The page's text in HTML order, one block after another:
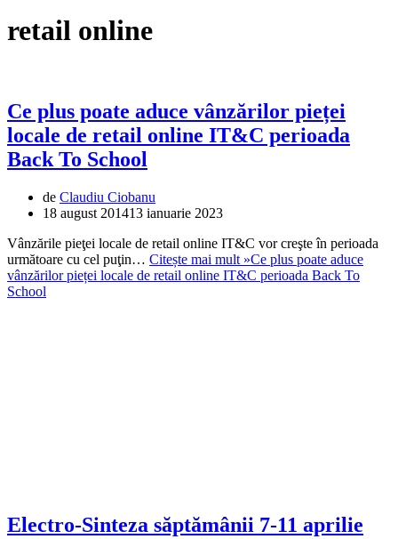
retail online
Ce plus poate aduce vânzărilor pieței
locale de retail online IT&C perioada
Back To School
de Claudiu Ciobanu
18 august 201413 ianuarie 2023
Vânzările pieţei locale de retail online IT&C vor creşte în perioada
următoare cu cel puţin… Citește mai mult »Ce plus poate aduce
vânzărilor pieței locale de retail online IT&C perioada Back To
School
Electro-Sinteza săptămânii 7-11 aprilie